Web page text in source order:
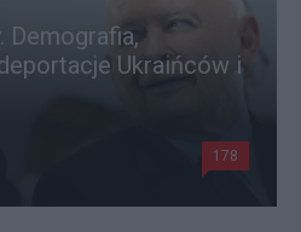
Demografia,
Ukraińców i
178